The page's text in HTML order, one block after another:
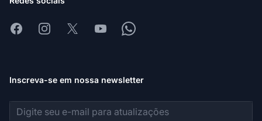
FacebookInstagram
X YoutubeWhatsapp
Inscreva-se em nossa newsletter
Endereço de e-mail